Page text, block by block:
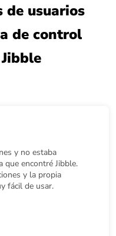
de usuarios
de control
y no estaba
que encontré Jibble.
y la propia
fácil de usar.